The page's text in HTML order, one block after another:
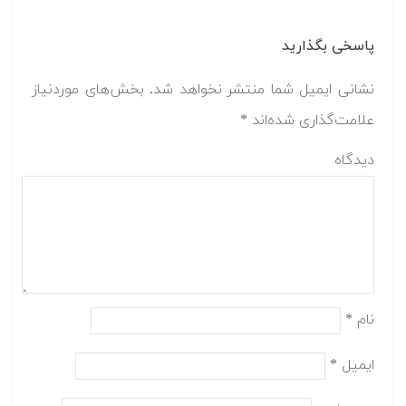
پاسخی بگذارید
نشانی ایمیل شما منتشر نخواهد شد. بخش‌های موردنیاز
علامت‌گذاری شده‌اند *
دیدگاه
نام *
ایمیل *